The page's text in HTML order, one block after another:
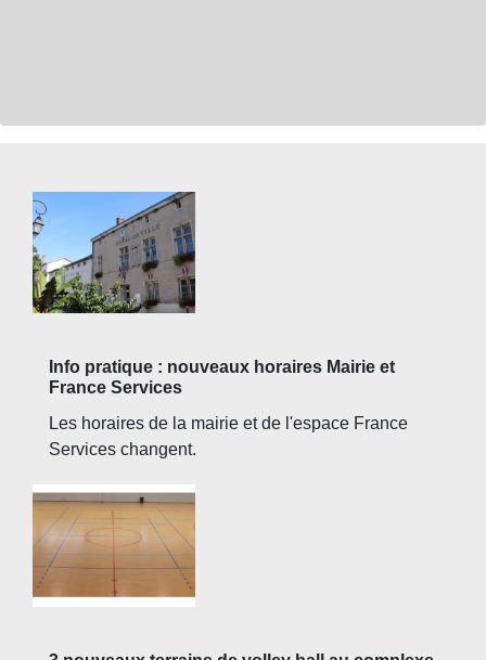
Info pratique : nouveaux horaires Mairie et
France Services
Les horaires de la mairie et de l'espace France
Services changent.